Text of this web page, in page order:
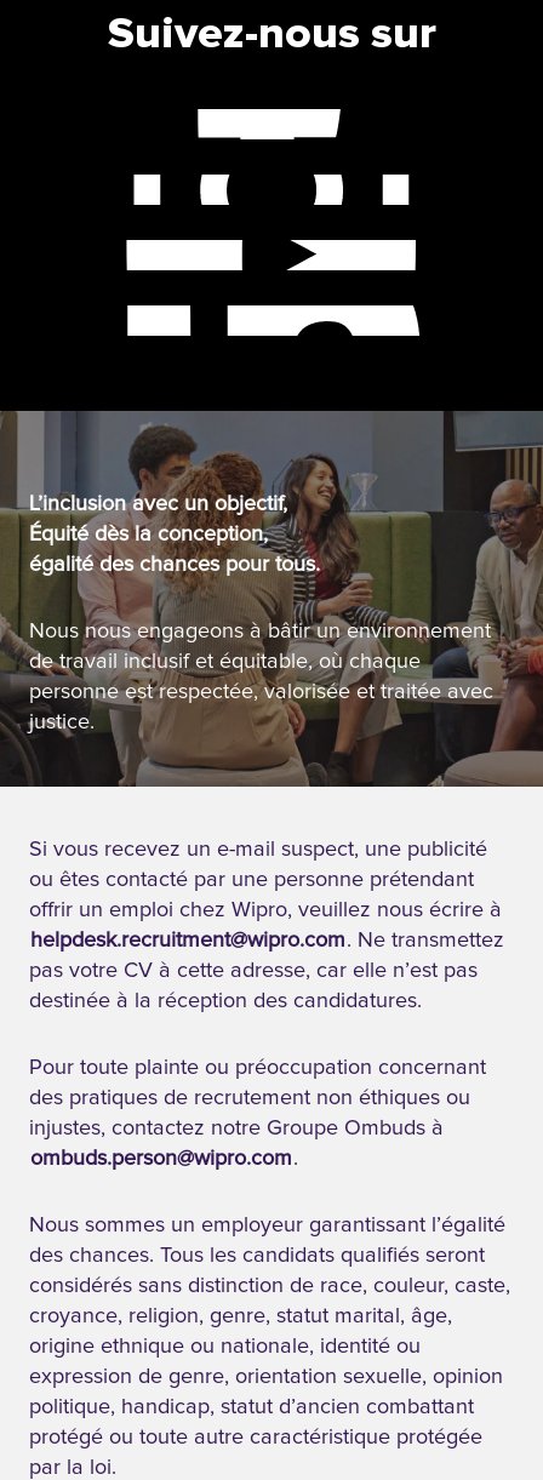
Suivez-nous sur
L’inclusion avec un objectif,
Équité dès la conception,
égalité des chances pour tous.
Nous nous engageons à bâtir un environnement
de travail inclusif et équitable, où chaque
personne est respectée, valorisée et traitée avec
justice.
Si vous recevez un e-mail suspect, une publicité
ou êtes contacté par une personne prétendant
offrir un emploi chez Wipro, veuillez nous écrire à
helpdesk.recruitment@wipro.com. Ne transmettez
pas votre CV à cette adresse, car elle n’est pas
destinée à la réception des candidatures.
Pour toute plainte ou préoccupation concernant
des pratiques de recrutement non éthiques ou
injustes, contactez notre Groupe Ombuds à
ombuds.person@wipro.com.
Nous sommes un employeur garantissant l’égalité
des chances. Tous les candidats qualifiés seront
considérés sans distinction de race, couleur, caste,
croyance, religion, genre, statut marital, âge,
origine ethnique ou nationale, identité ou
expression de genre, orientation sexuelle, opinion
politique, handicap, statut d’ancien combattant
protégé ou toute autre caractéristique protégée
par la loi.